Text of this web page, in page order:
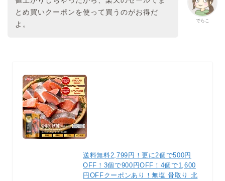
でらこ
とめ買いクーポンを使って買うのがお得だ
よ。
送料無料2,799円！更に2個で500円
OFF！3個で900円OFF！4個で1,600
円OFFクーポンあり！無塩 骨取り 北